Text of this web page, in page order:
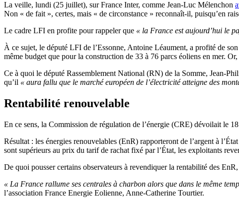
La veille, lundi (25 juillet), sur France Inter, comme Jean-Luc Mélenchon
Non « de fait », certes, mais « de circonstance » reconnaît-il, puisqu’en
Le cadre LFI en profite pour rappeler que « la France est aujourd’hui le
À ce sujet, le député LFI de l’Essonne, Antoine Léaument, a profité de son
même budget que pour la construction de 33 à 76 parcs éoliens en mer.
Ce à quoi le député Rassemblement National (RN) de la Somme, Jean-
qu’il « aura fallu que le marché européen de l’électricité atteigne des
Rentabilité renouvelable
En ce sens, la Commission de régulation de l’énergie (CRE) dévoilait le
Résultat : les énergies renouvelables (EnR) rapporteront de l’argent à
sont supérieurs au prix du tarif de rachat fixé par l’État, les exploitants
De quoi pousser certains observateurs à revendiquer la rentabilité des
« La France rallume ses centrales à charbon alors que dans le même
l’association France Energie Eolienne, Anne-Catherine Tourtier.